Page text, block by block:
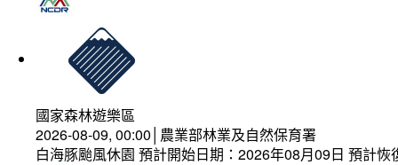
國家森林遊樂區
2026-08-09, 00:00│農業部林業及自然保育署
白海豚颱風休園 預計開始日期：2026年08月09日 預計